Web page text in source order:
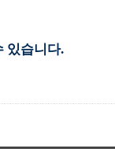
있습니다.